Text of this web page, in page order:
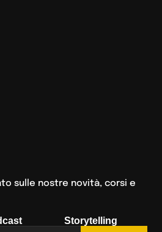
sulle nostre novità, corsi e
Storytelling